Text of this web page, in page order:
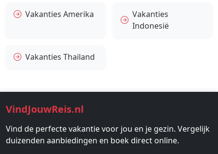
Vakanties Amerika
Vakanties
Indonesië
Vakanties Thailand
VindJouwReis.nl
Vind de perfecte vakantie voor jou en je gezin. Vergelijk
duizenden aanbiedingen en boek direct online.